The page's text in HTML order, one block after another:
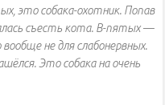
это собака-охотник. Попав
съесть кота. В-пятых —
не для слабонервных.
Это собака на очень